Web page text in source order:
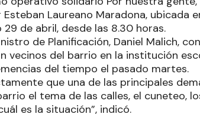
Laureano Maradona, ubicada
de abril, desde las 8.30 horas.
de Planificación, Daniel Malich,
vecinos del barrio en la institución
del tiempo el pasado martes.
que una de las principales
el tema de las calles, el cuneteo,
es la situación”, indicó.